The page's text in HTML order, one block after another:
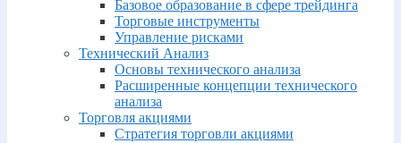
Базовое образование в сфере трейдинга
Торговые инструменты
Управление рисками
Технический Анализ
Основы технического анализа
Расширенные концепции технического
анализа
Торговля акциями
Стратегия торговли акциями